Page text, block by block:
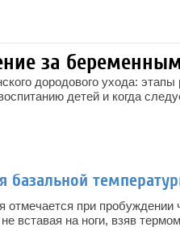
за
дородового ухода: этапы
детей и когда
базальной
отмечается при
вставая на ноги, взяв